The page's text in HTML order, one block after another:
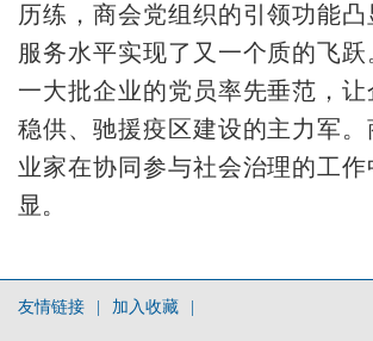
历练，商会党组织的引领功能
服务水平实现了又一个质的飞
一大批企业的党员率先垂范，
稳供、驰援疫区建设的主力军
业家在协同参与社会治理的工
显。
友情链接 加入收藏